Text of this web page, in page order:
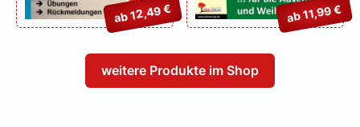
ab 12,49 € ab 11,99 €
weitere Produkte im Shop